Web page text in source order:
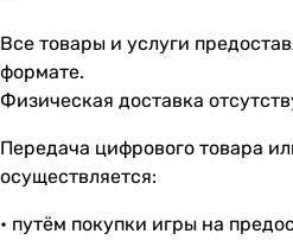
Все товары и услуги
формате.
Физическая доставка
Передача цифрового товара
осуществляется:
• путём покупки игры на